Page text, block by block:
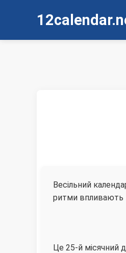
Весільний
ритми впливають
Це 25-й місячний